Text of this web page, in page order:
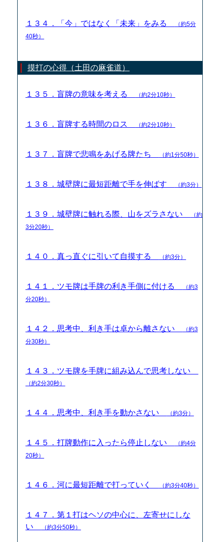
１３４．「今」ではなく「未来」をみる
（約5分
40秒）
摸打の心得（土田の麻雀道）
１３５．盲牌の意味を考える （約2分10秒）
１３６．盲牌する時間のロス （約2分10秒）
１３７．盲牌で悲鳴をあげる牌たち （約1分50秒）
１３８．城壁牌に最短距離で手を伸ばす （約3分）
１３９．城壁牌に触れる際、山をズラさない
（約
3分20秒）
１４０．真っ直ぐに引いて自摸する （約3分）
１４１．ツモ牌は手牌の利き手側に付ける
（約3
分20秒）
１４２．思考中、利き手は卓から離さない
（約3
分30秒）
１４３．ツモ牌を手牌に組み込んで思考しない
（約2分30秒）
１４４．思考中、利き手を動かさない （約3分）
１４５．打牌動作に入ったら停止しない
（約4分
20秒）
１４６．河に最短距離で打っていく （約3分40秒）
１４７．第１打はヘソの中心に、左寄せにしな
い
（約3分50秒）